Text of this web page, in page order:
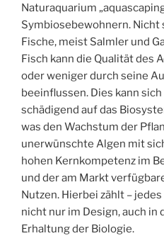
Naturaquarium
Symbiosebewohnern.
Fische, meist Salmler und
Fisch kann die Qualität des
oder weniger durch seine
beeinflussen. Dies kann
schädigend auf das
was den Wachstum der
unerwünschte Algen mit
hohen Kernkompetenz im
und der am Markt
Nutzen. Hierbei zählt –
nicht nur im Design, auch
Erhaltung der Biologie.